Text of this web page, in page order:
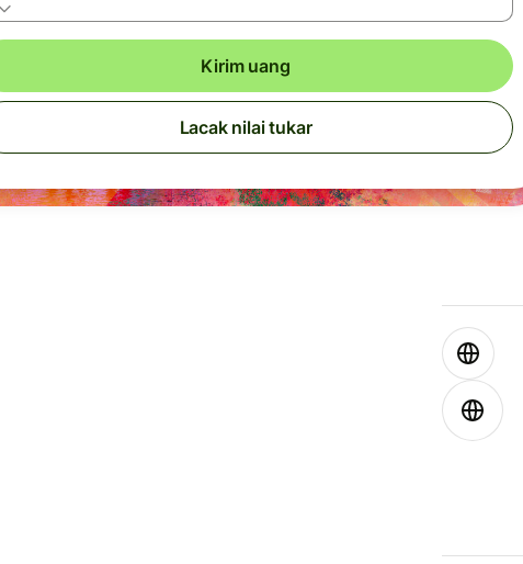
Kirim uang
Lacak nilai tukar